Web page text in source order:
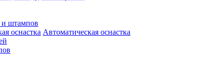
и штампов
Автоматическая оснастка